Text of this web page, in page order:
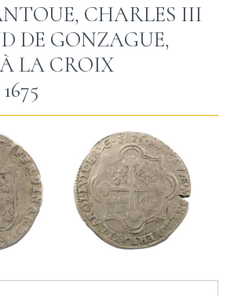
CHARLES III
DE GONZAGUE,
LA CROIX